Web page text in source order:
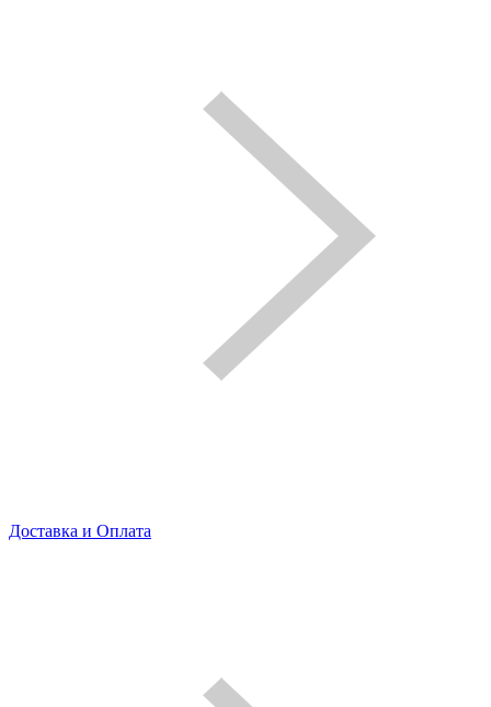
Доставка и Оплата